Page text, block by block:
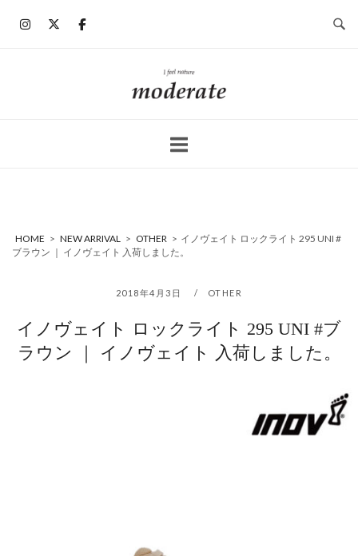
ホ
ー
HOME > NEW ARRIVAL > OTHER > イノヴェイト ロックライト 295 UNI #
ブラウン ｜ イノヴェイト 入荷しました。
2018年4月3日 OTHER
イノヴェイト ロックライト 295 UNI #ブ
ラウン ｜ イノヴェイト 入荷しました。